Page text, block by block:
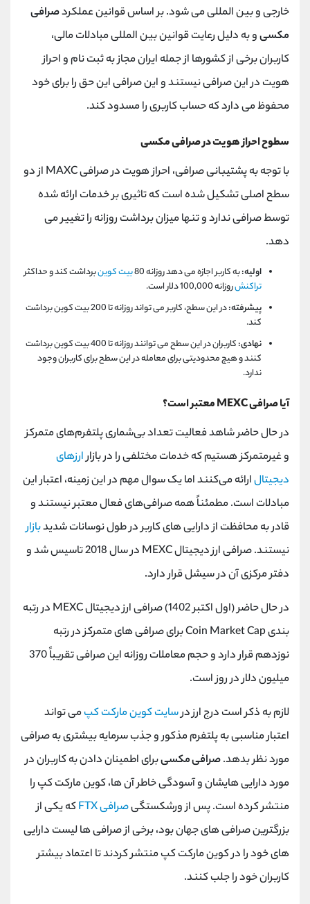
خارجی و بین المللی می شود. بر اساس قوانین عملکردصرافی
مکسیو به دلیل رعایت قوانین بین المللی مبادلات مالی،
کاربران برخی از کشورها از جمله ایران مجاز به ثبت نام و احراز
هویت در این صرافی نیستند و این صرافی این حق را برای خود
محفوظ می دارد که حساب کاربری را مسدود کند.
سطوح احراز هویت در صرافی مکسی
با توجه به پشتیبانی صرافی، احراز هویت در صرافی MAXC از دو
سطح اصلی تشکیل شده است که تاثیری بر خدمات ارائه شده
توسط صرافی ندارد و تنها میزان برداشت روزانه را تغییر می
دهد.
اولیه:به کاربر اجازه می دهد روزانه 80 بیت کوینبرداشت کند و حداکثر
تراکنشروزانه 100,000 دلار است.
پیشرفته:
در این سطح، کاربر می تواند روزانه تا 200 بیت کوین برداشت
کند.
نهادی:
کاربران در این سطح می توانند روزانه تا 400 بیت کوین برداشت
کنند و هیچ محدودیتی برای معامله در این سطح برای کاربران وجود
ندارد.
آیا صرافی MEXC معتبر است؟
در حال حاضر شاهد فعالیت تعداد بی‌شماری پلتفرم‌های متمرکز
و غیرمتمرکز هستیم که خدمات مختلفی را در بازارارزهای
دیجیتالارائه می‌کنند اما یک سوال مهم در این زمینه، اعتبار این
مبادلات است. مطمئناً همه صرافی‌های فعال معتبر نیستند و
قادر به محافظت از دارایی‌ های کاربر در طول نوسانات شدیدبازار
نیستند. صرافی ارز دیجیتال MEXC در سال 2018 تاسیس شد و
دفتر مرکزی آن در سیشل قرار دارد.
در حال حاضر (اول اکتبر 1402) صرافی ارز دیجیتال MEXC در رتبه
بندی Coin Market Cap برای صرافی های متمرکز در رتبه
نوزدهم قرار دارد و حجم معاملات روزانه این صرافی تقریباً 370
میلیون دلار در روز است.
لازم به ذکر است درج ارز درسایت کوین مارکت کپمی تواند
اعتبار مناسبی به پلتفرم مذکور و جذب سرمایه بیشتری به صرافی
مورد نظر بدهد.صرافی مکسیبرای اطمینان دادن به کاربران در
مورد دارایی هایشان و آسودگی خاطر آن ها، کوین مارکت کپ را
منتشر کرده است. پس از ورشکستگیصرافی FTX
که یکی از
بزرگترین صرافی های جهان بود، برخی از صرافی ها لیست دارایی
های خود را در کوین مارکت کپ منتشر کردند تا اعتماد بیشتر
کاربران خود را جلب کنند.